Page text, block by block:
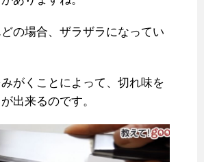
の場合、ザラザラになってい
がくことによって、切れ味を
出来るのです。